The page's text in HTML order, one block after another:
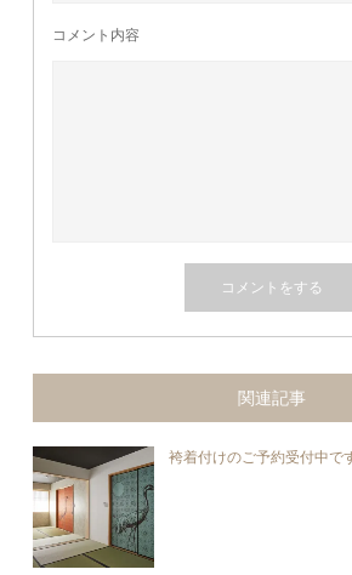
コメント内容
関連記事
袴着付けのご予約受付中で